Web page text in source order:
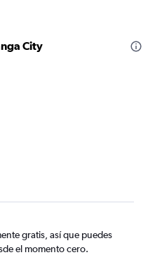
City
gratis, así que puedes
el momento cero.